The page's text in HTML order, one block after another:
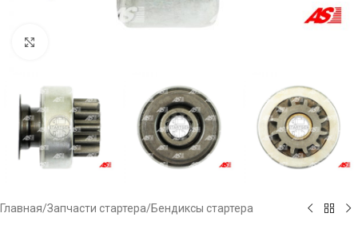
Главная/Запчасти стартера/Бендиксы стартера